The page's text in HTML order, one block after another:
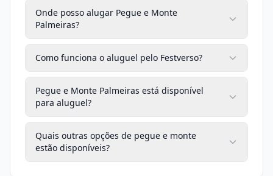
Onde posso alugar Pegue e Monte
Palmeiras?
Como funciona o aluguel pelo Festverso?
Pegue e Monte Palmeiras está disponível
para aluguel?
Quais outras opções de pegue e monte
estão disponíveis?